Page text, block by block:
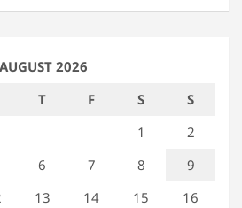
AUGUST 2026
T F S
S
1
2
6 7 8
9
13 14 15
16